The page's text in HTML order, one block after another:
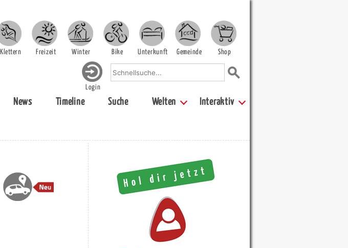
Klettern Freizeit Winter Bike Unterkunft Gemeinde Shop
Login
News Timeline Suche Welten Interaktiv